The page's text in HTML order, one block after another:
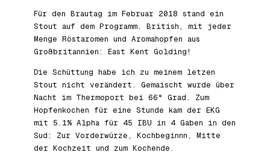
Für den Brautag im Februar 2018 stand ein
Stout auf dem Programm. British, mit jeder
Menge Röstaromen und Aromahopfen aus
Großbritannien: East Kent Golding!
Die Schüttung habe ich zu meinem letzen
Stout nicht verändert. Gemaischt wurde über
Nacht im Thermoport bei 66° Grad. Zum
Hopfenkochen für eine Stunde kam der EKG
mit 5.1% Alpha für 45 IBU in 4 Gaben in den
Sud: Zur Vorderwürze, Kochbeginnn, Mitte
der Kochzeit und zum Kochende.